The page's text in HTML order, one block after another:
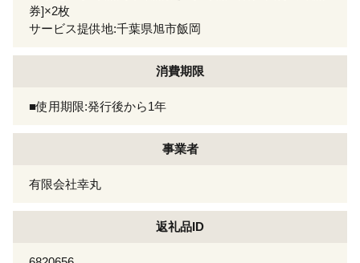
券]×2枚
サービス提供地:千葉県旭市飯岡
消費期限
■使用期限:発行後から1年
事業者
有限会社幸丸
返礼品ID